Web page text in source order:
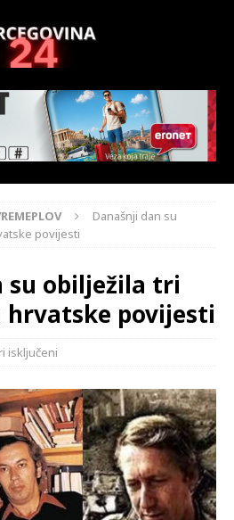
Današnji dan su
povijesti
su obilježila tri
povijesti
isključeni